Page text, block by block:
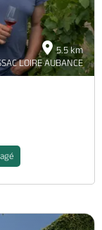
5.5 km
LOIRE AUBANCE